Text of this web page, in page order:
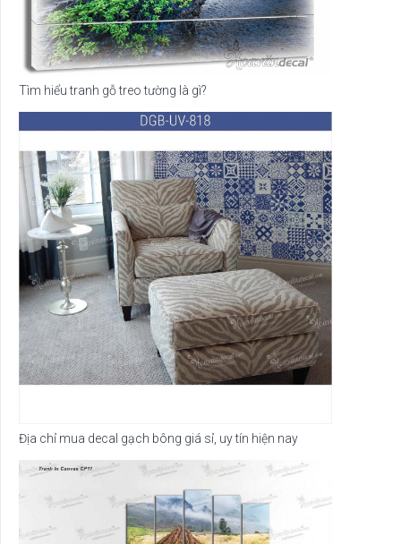
Tìm hiểu tranh gỗ treo tường là gì?
Địa chỉ mua decal gạch bông giá sỉ, uy tín hiện nay